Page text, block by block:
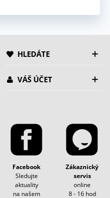
HLEDÁTE
VÁŠ ÚČET
Facebook
Sledujte
aktuality
na našem
Zákaznický
servis
online
8 - 16 hod